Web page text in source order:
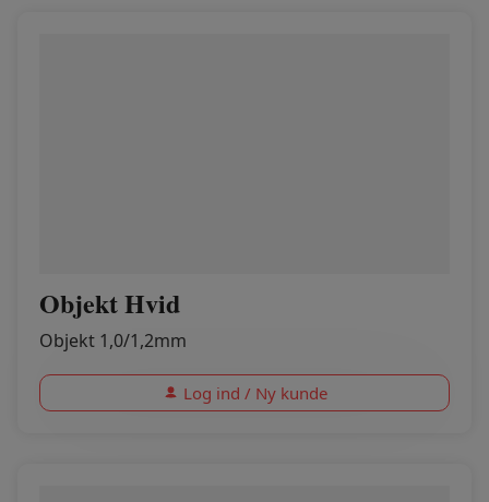
Objekt Hvid
Objekt 1,0/1,2mm
Log ind / Ny kunde